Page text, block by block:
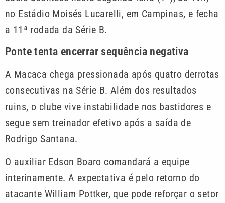
no Estádio Moisés Lucarelli, em Campinas, e fecha
a 11ª rodada da Série B.
Ponte tenta encerrar sequência negativa
A Macaca chega pressionada após quatro derrotas
consecutivas na Série B. Além dos resultados
ruins, o clube vive instabilidade nos bastidores e
segue sem treinador efetivo após a saída de
Rodrigo Santana.
O auxiliar Edson Boaro comandará a equipe
interinamente. A expectativa é pelo retorno do
atacante William Pottker, que pode reforçar o setor